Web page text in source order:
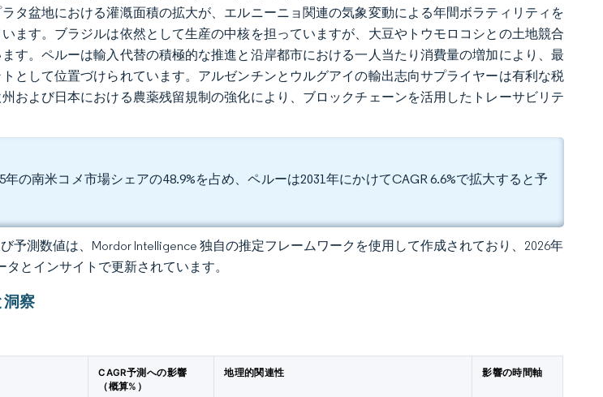
タ盆地における灌漑面積の拡大が、エルニーニョ関連の気象変動による年間ボラティリティを
ます。ブラジルは依然として生産の中核を担っていますが、大豆やトウモロコシとの土地競合
す。ペルーは輸入代替の積極的な推進と沿岸都市における一人当たり消費量の増加により、最
として位置づけられています。アルゼンチンとウルグアイの輸出志向サプライヤーは有利な税
および日本における農薬残留規制の強化により、ブロックチェーンを活用したトレーサビリテ
の南米コメ市場シェアの48.9%を占め、ペルーは2031年にかけてCAGR 6.6%で拡大すると予
予測数値は、Mordor Intelligence 独自の推定フレームワークを使用して作成されており、2026年
とインサイトで更新されています。
洞察
CAGR予測への影響
（概算%）
地理的関連性 影響の時間軸